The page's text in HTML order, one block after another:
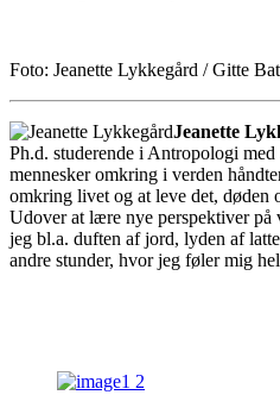
Foto: Jeanette Lykkegård / Gitte
Jeanette
Ph.d. studerende i Antropologi
mennesker omkring i verden
omkring livet og at leve det, døden
Udover at lære nye perspektiver på
jeg bl.a. duften af jord, lyden af
andre stunder, hvor jeg føler mig